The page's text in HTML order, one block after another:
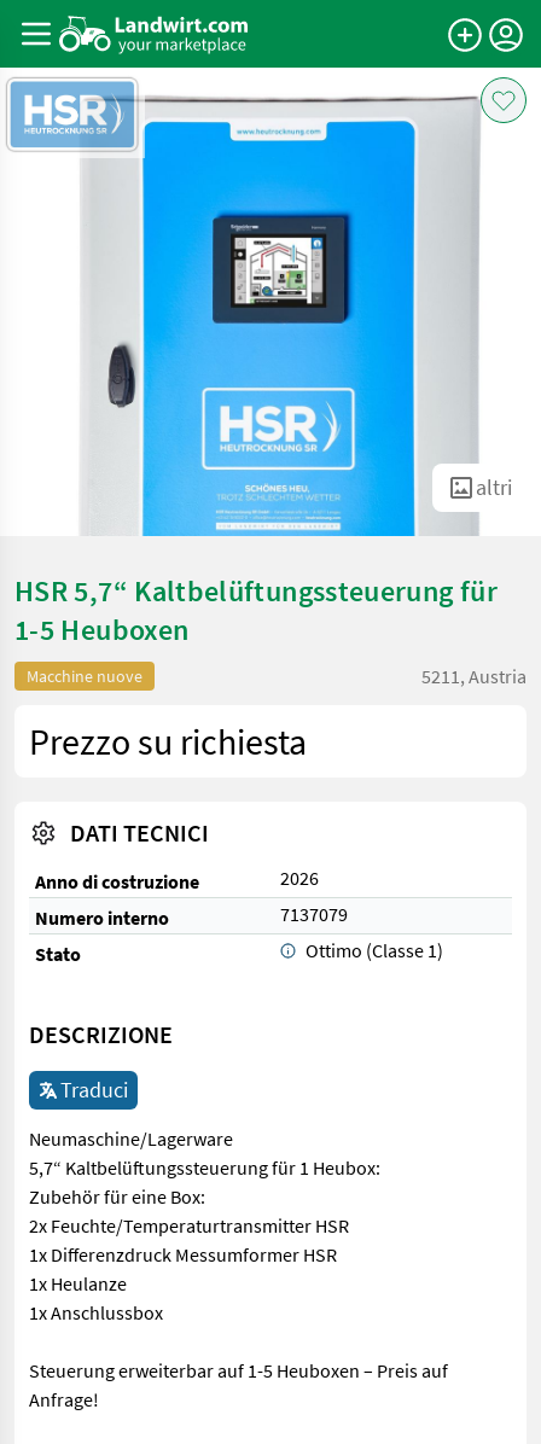
altri
HSR 5,7“ Kaltbelüftungssteuerung für
1-5 Heuboxen
Macchine nuove 5211, Austria
Prezzo su richiesta
DATI TECNICI
Anno di costruzione
2026
Numero interno
7137079
Stato
Ottimo (Classe 1)
DESCRIZIONE
Traduci
Neumaschine/Lagerware
5,7“ Kaltbelüftungssteuerung für 1 Heubox:
Zubehör für eine Box:
2x Feuchte/Temperaturtransmitter HSR
1x Differenzdruck Messumformer HSR
1x Heulanze
1x Anschlussbox
Steuerung erweiterbar auf 1-5 Heuboxen – Preis auf
Anfrage!